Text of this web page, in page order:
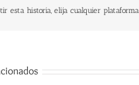
esta historia, elija cualquier plataforma